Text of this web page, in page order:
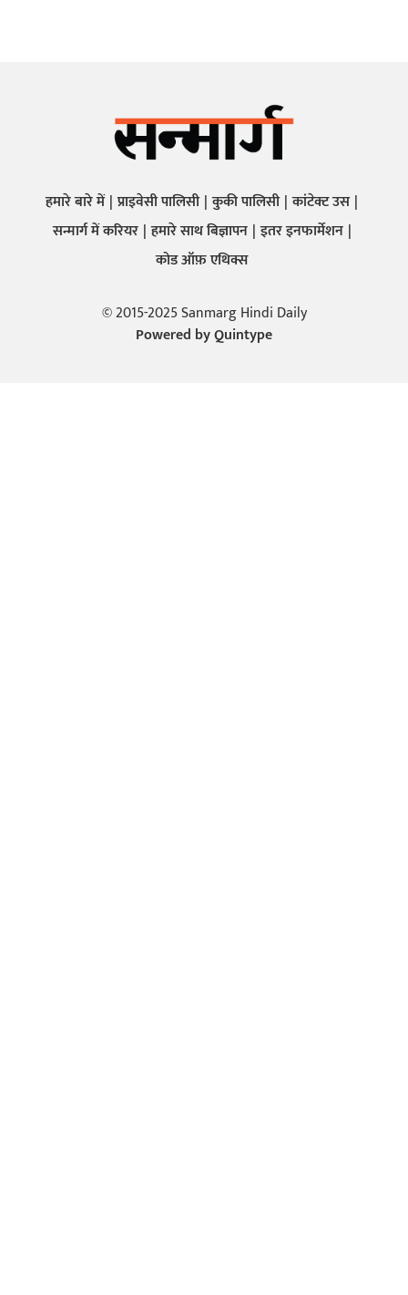
हमारे बारे में प्राइवेसी पालिसी कुकी पालिसी कांटेक्ट उस
सन्मार्ग में करियर हमारे साथ बिज्ञापन इतर इनफार्मेशन
कोड ऑफ़ एथिक्स
© 2015-2025 Sanmarg Hindi Daily
Powered byQuintype